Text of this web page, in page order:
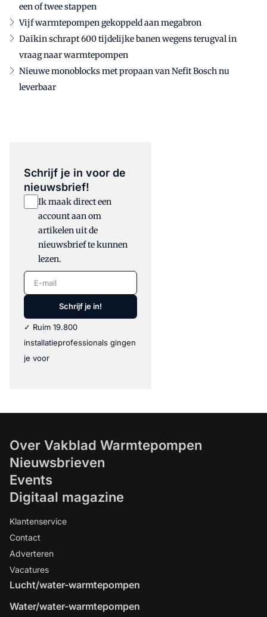
een of twee stappen
Vijf warmtepompen gekoppeld aan megabron
Daikin schrapt 600 tijdelijke banen wegens terugval in
vraag naar warmtepompen
Nieuwe monoblocks met propaan van Nefit Bosch nu
leverbaar
Schrijf je in voor de
nieuwsbrief!
Ik maak direct een
account aan om
artikelen uit de
nieuwsbrief te kunnen
lezen.
E-mail
Schrijf je in!
✓ Ruim 19.800
installatieprofessionals gingen
je voor
Over Vakblad Warmtepompen
Nieuwsbrieven
Events
Digitaal magazine
Klantenservice
Contact
Adverteren
Vacatures
Lucht/water-warmtepompen
Water/water-warmtepompen